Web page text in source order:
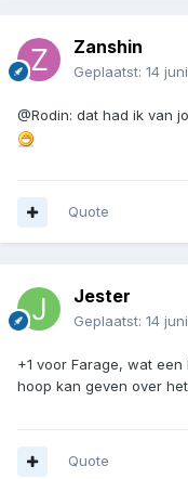
Zanshin
Geplaatst: 14
@Rodin: dat had ik van
Quote
Jester
Geplaatst: 14
+1 voor Farage, wat
hoop kan geven over
Quote